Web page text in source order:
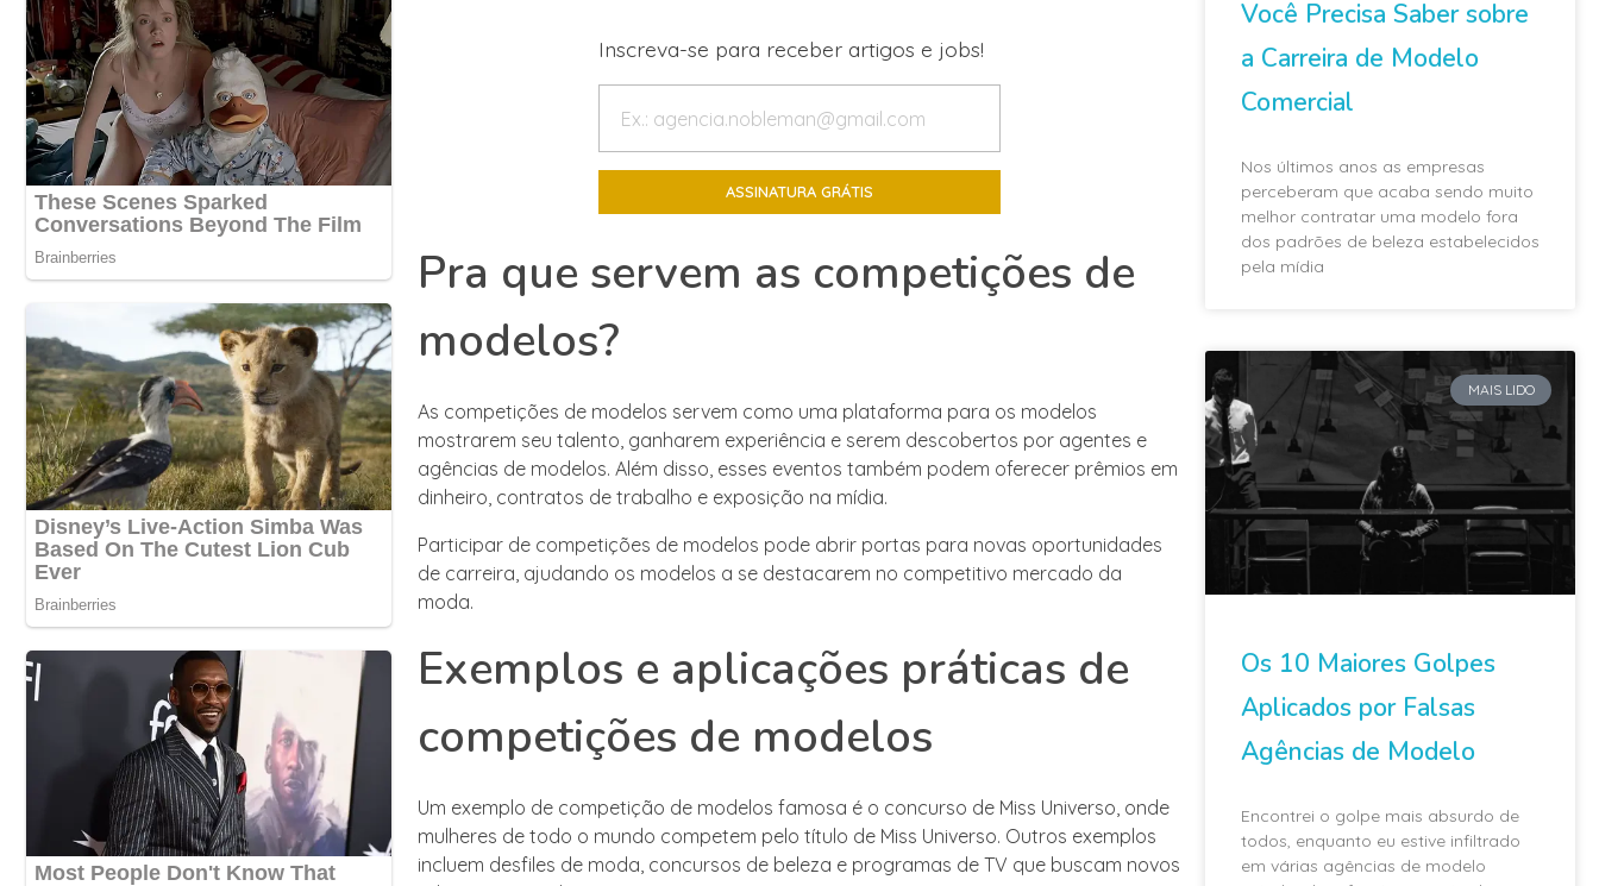
Inscreva-se para receber artigos e jobs!
Pra que servem as competições de
modelos?
As competições de modelos servem como uma plataforma para os modelos
mostrarem seu talento, ganharem experiência e serem descobertos por agentes e
agências de modelos. Além disso, esses eventos também podem oferecer prêmios em
dinheiro, contratos de trabalho e exposição na mídia.
Participar de competições de modelos pode abrir portas para novas oportunidades
de carreira, ajudando os modelos a se destacarem no competitivo mercado da
moda.
Exemplos e aplicações práticas de
competições de modelos
Um exemplo de competição de modelos famosa é o concurso de Miss Universo, onde
mulheres de todo o mundo competem pelo título de Miss Universo. Outros exemplos
incluem desfiles de moda, concursos de beleza e programas de TV que buscam novos
Você Precisa Saber sobre
a Carreira de Modelo
Comercial
Nos últimos anos as empresas
perceberam que acaba sendo muito
melhor contratar uma modelo fora
dos padrões de beleza estabelecidos
pela mídia
MAIS LIDO
Os 10 Maiores Golpes
Aplicados por Falsas
Agências de Modelo
Encontrei o golpe mais absurdo de
todos, enquanto eu estive infiltrado
em várias agências de modelo